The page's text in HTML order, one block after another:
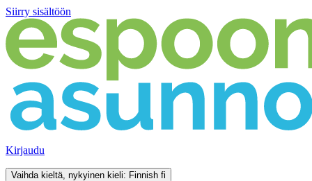
Siirry sisältöön
Kirjaudu
Vaihda kieltä, nykyinen kieli: Finnish fi